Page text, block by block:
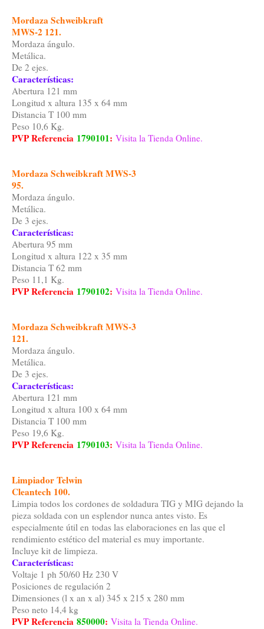
Mordaza Schweibkraft
MWS-2 121.
Mordaza ángulo.
Metálica.
De 2 ejes.
Características:
Abertura 121 mm
Longitud x altura 135 x 64 mm
Distancia T 100 mm
Peso 10,6 Kg.
PVP Referencia 1790101: Visita la Tienda Online.
Mordaza Schweibkraft MWS-3
95.
Mordaza ángulo.
Metálica.
De 3 ejes.
Características:
Abertura 95 mm
Longitud x altura 122 x 35 mm
Distancia T 62 mm
Peso 11,1 Kg.
PVP Referencia 1790102: Visita la Tienda Online.
Mordaza Schweibkraft MWS-3
121.
Mordaza ángulo.
Metálica.
De 3 ejes.
Características:
Abertura 121 mm
Longitud x altura 100 x 64 mm
Distancia T 100 mm
Peso 19,6 Kg.
PVP Referencia 1790103: Visita la Tienda Online.
Limpiador Telwin
Cleantech 100.
Limpia todos los cordones de soldadura TIG y MIG dejando la
pieza soldada con un esplendor nunca antes visto. Es
especialmente útil en todas las elaboraciones en las que el
rendimiento estético del material es muy importante.
Incluye kit de limpieza.
Características:
Voltaje 1 ph 50/60 Hz 230 V
Posiciones de regulación 2
Dimensiones (l x an x al) 345 x 215 x 280 mm
Peso neto 14,4 kg
PVP Referencia 850000: Visita la Tienda Online.